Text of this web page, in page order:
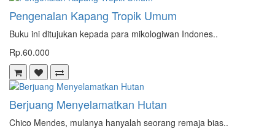
Pengenalan Kapang Tropik Umum
Buku ini ditujukan kepada para mikologiwan Indones..
Rp.60.000
Berjuang Menyelamatkan Hutan
Chico Mendes, mulanya hanyalah seorang remaja bias..